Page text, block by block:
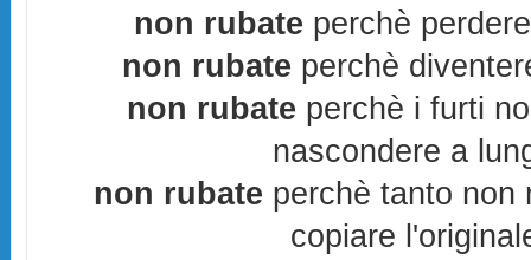
non rubate perchè
non rubate perchè
non rubate perchè i furti
nascondere a
non rubate perchè tanto non
copiare